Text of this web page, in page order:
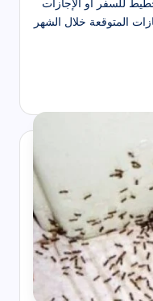
للسفر أو الإجازات
المتوقعة خلال الشهر